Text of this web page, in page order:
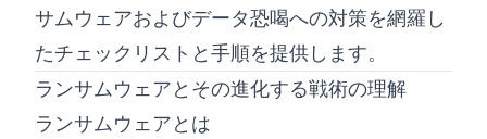
サムウェアおよびデータ恐喝への対策を網羅し
たチェックリストと手順を提供します。
ランサムウェアとその進化する戦術の理解
ランサムウェアとは